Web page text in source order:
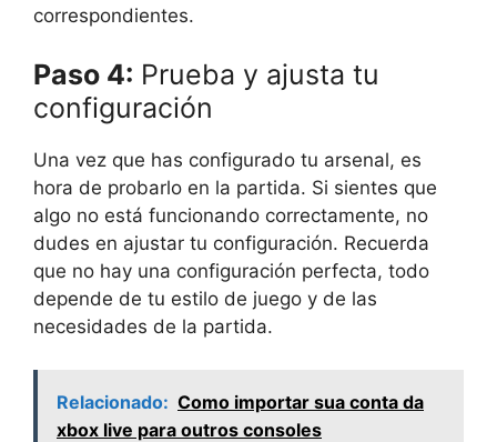
correspondientes.
Paso 4: Prueba y ajusta tu
configuración
Una vez que has configurado tu arsenal, es
hora de probarlo en la partida. Si sientes que
algo no está funcionando correctamente, no
dudes en ajustar tu configuración. Recuerda
que no hay una configuración perfecta, todo
depende de tu estilo de juego y de las
necesidades de la partida.
Relacionado: Como importar sua conta da
xbox live para outros consoles